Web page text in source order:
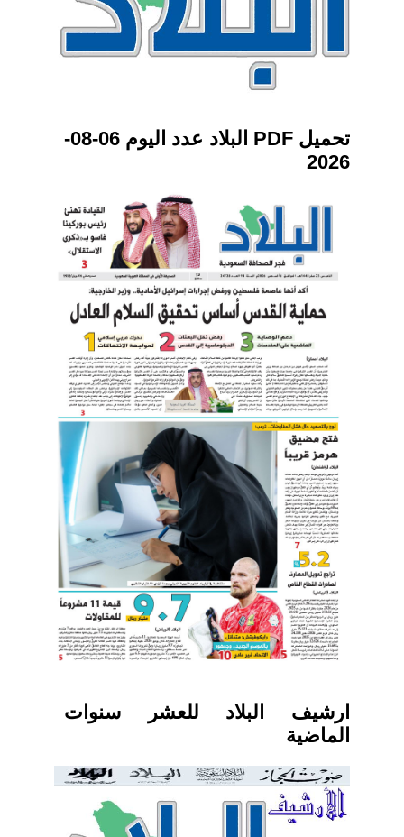
تحميل PDF البلاد عدد اليوم 06-08-
2026
ارشيف البلاد للعشر سنوات
الماضية